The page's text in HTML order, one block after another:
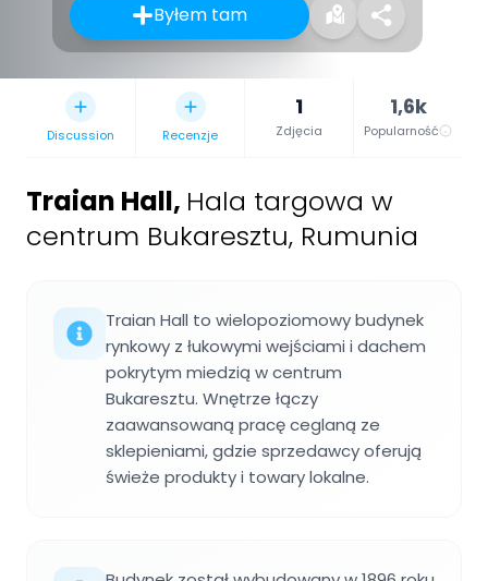
Byłem tam
Discussion Recenzje
1
Zdjęcia
1,6k
Popularność
Traian Hall, Hala targowa w
centrum Bukaresztu, Rumunia
Traian Hall to wielopoziomowy budynek
rynkowy z łukowymi wejściami i dachem
pokrytym miedzią w centrum
Bukaresztu. Wnętrze łączy
zaawansowaną pracę ceglaną ze
sklepieniami, gdzie sprzedawcy oferują
świeże produkty i towary lokalne.